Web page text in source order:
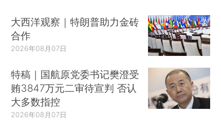
大西洋观察｜特朗普助力金砖
合作
2026年08月07日
特稿｜国航原党委书记樊澄受
贿3847万元二审待宣判 否认
大多数指控
2026年08月07日